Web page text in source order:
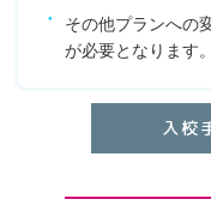
その他プランへの
が必要となります。
入校